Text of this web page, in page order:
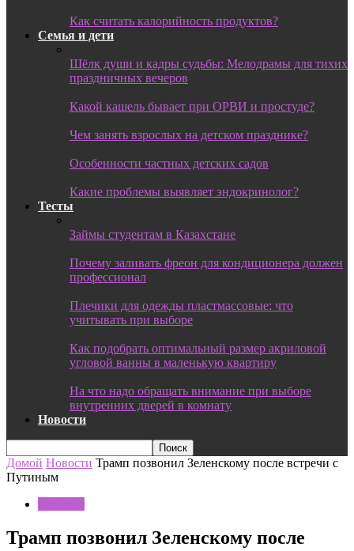
Как считать калорийность продуктов?
Семья и дети
Шёлк души и кадры судьбы: Мелодрамы для тихих
праздничных вечеров
Какой кашель бывает при ОРВИ и простуде?
Чем занять взрослых на детском празднике?
Особенности частных детских садов
Какие проблемы выявляет эндокринолог?
Тесты
Займы студентам в Казахстане
Почему заливать фреон для кондиционера должен
профессионал
Плечики для одежды пластмассовые: что
учитывать при выборе
Как подобрать оптимальный размер акриловой
угловой ванны в маленькую квартиру
На что надо обращать внимание при выборе
внутренних дверей в комнату
Новости
Домой Новости Трамп позвонил Зеленскому после встречи с
Путиным
Трамп позвонил Зеленскому после